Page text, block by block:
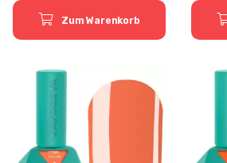
Zum Warenkorb